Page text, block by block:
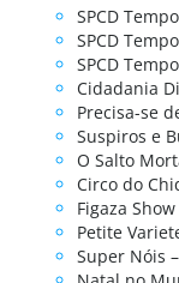
SPCD
SPCD
SPCD
Cidadania
Precisa-se
Suspiros e
O Salto
Circo do
Figaza Show
Petite
Super Nóis